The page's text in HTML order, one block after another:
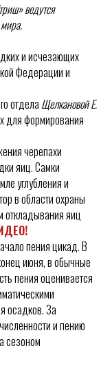
ведутся
и исчезающих
Федерации и
отдела Щелкановой Е.
для формирования
черепахи
яиц. Самки
углубления и
в области охраны
откладывания яиц
пения цикад. В
июня, в обычные
пения оценивается
осадков. За
и пению
сезоном